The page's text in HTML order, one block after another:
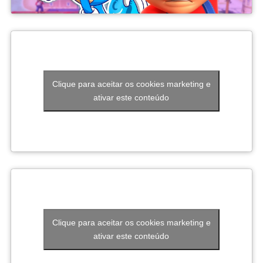
combate, exploração, coleta de recursos, defesa de áreas
e confrontos contra chefes que exigem estratégias
novos estilos de jogo em vez de utilizar sempre o mesmo
equipamento do início ao fim.
Outro destaque é que a campanha consegue explicar
captura criaturas diretamente.
Conforme enfrenta Digimons nas batalhas, você coleta
informações sobre eles. Quando a análise atinge o nível
necessário, é possível converter esses dados em um
viciante.
Clique para aceitar os cookies marketing e
ativar este conteúdo
Clique para aceitar os cookies marketing e
ativar este conteúdo